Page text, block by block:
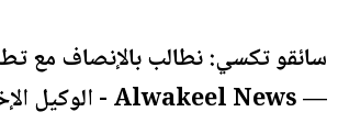
سائقو تكسي: نطالب بالإنصاف مع
— Alwakeel News - الوكيل الإخباري (@alwakeelnews)